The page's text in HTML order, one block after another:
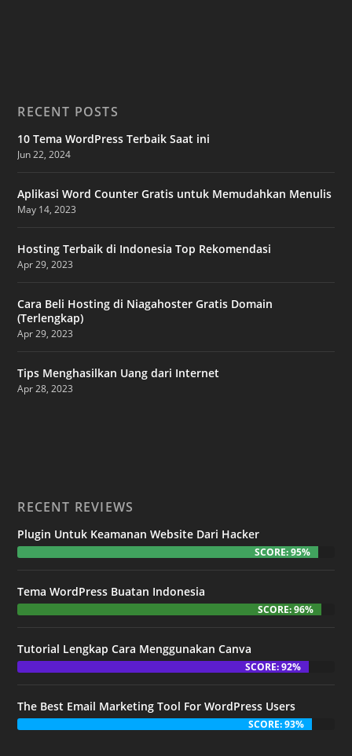
RECENT POSTS
10 Tema WordPress Terbaik Saat ini
Jun 22, 2024
Aplikasi Word Counter Gratis untuk Memudahkan Menulis
May 14, 2023
Hosting Terbaik di Indonesia Top Rekomendasi
Apr 29, 2023
Cara Beli Hosting di Niagahoster Gratis Domain
(Terlengkap)
Apr 29, 2023
Tips Menghasilkan Uang dari Internet
Apr 28, 2023
RECENT REVIEWS
Plugin Untuk Keamanan Website Dari Hacker
SCORE: 95%
Tema WordPress Buatan Indonesia
SCORE: 96%
Tutorial Lengkap Cara Menggunakan Canva
SCORE: 92%
The Best Email Marketing Tool For WordPress Users
SCORE: 93%